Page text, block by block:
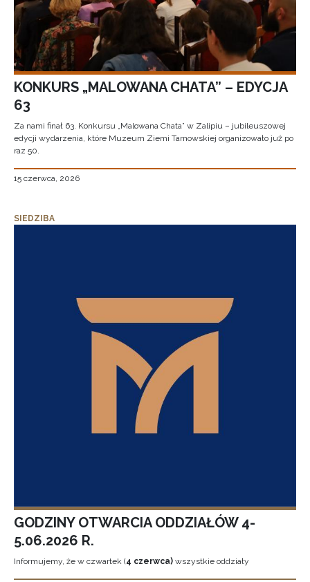
KONKURS „MALOWANA CHATA” – EDYCJA
63
Za nami finał 63. Konkursu „Malowana Chata” w Zalipiu – jubileuszowej
edycji wydarzenia, które Muzeum Ziemi Tarnowskiej organizowało już po
raz 50.
15 czerwca, 2026
SIEDZIBA
GODZINY OTWARCIA ODDZIAŁÓW 4-
5.06.2026 R.
Informujemy, że w czwartek (4 czerwca) wszystkie oddziały